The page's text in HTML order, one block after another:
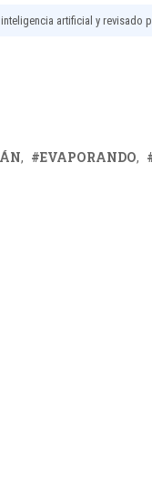
artificial y revisado
EVAPORANDO